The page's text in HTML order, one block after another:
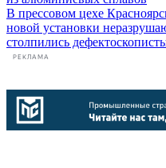
В прессовом цехе
новой установки
столпились
РЕКЛАМА